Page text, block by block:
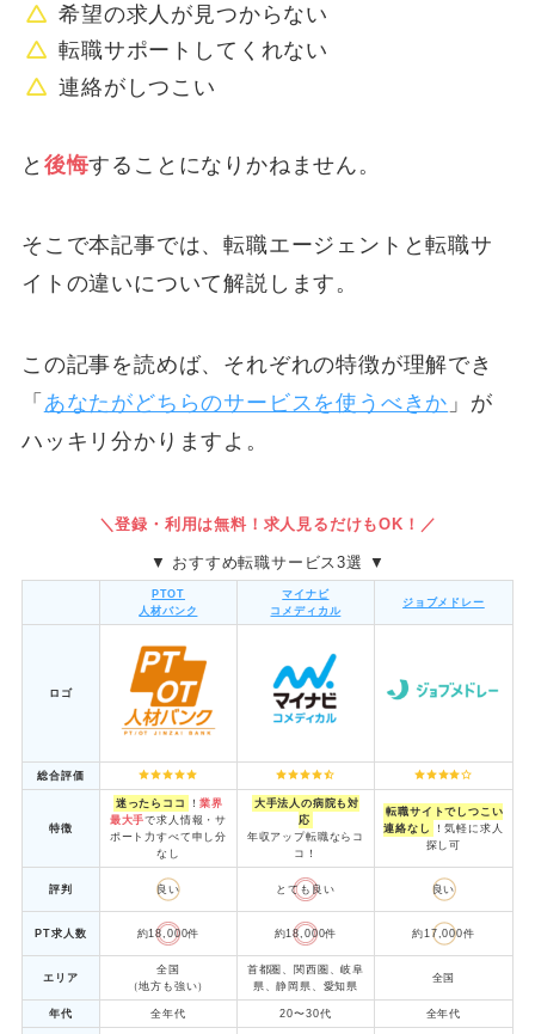
希望の求人が見つからない
転職サポートしてくれない
連絡がしつこい
と 後悔することになりかねません。
そこで本記事では、転職エージェントと転職サ
イトの違いについて解説します。
この記事を読めば、それぞれの特徴が理解でき
「 あなたがどちらのサービスを使うべきか 」が
ハッキリ分かりますよ。
＼登録・利用は無料！求人見るだけもOK！／
▼ おすすめ転職サービス3選 ▼
PTOT
人材バンク
マイナビ
コメディカル
ジョブメドレー
ロゴ
総合評価
特徴
迷ったらココ ！業界
最大手で求人情報・サ
ポート力すべて申し分
なし
大手法人の病院も対
応
年収アップ転職ならコ
コ！
転職サイトでしつこい
連絡なし
！気軽に求人
探し可
評判 良い とても良い 良い
PT求人数 約18,000件 約18,000件 約17,000件
エリア
全国
（地方も強い）
首都圏、関西圏、岐阜
県、静岡県、愛知県
全国
年代 全年代 20〜30代 全年代